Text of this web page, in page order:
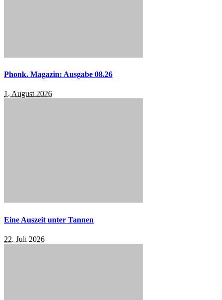
Phonk. Magazin: Ausgabe 08.26
1. August 2026
Eine Auszeit unter Tannen
22. Juli 2026